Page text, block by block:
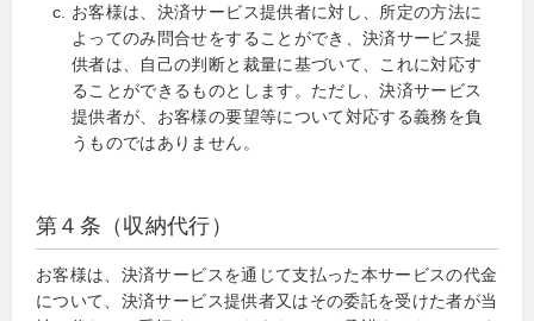
お客様は、決済サービス提供者に対し、所定の方法に
よってのみ問合せをすることができ、決済サービス提
供者は、自己の判断と裁量に基づいて、これに対応す
ることができるものとします。ただし、決済サービス
提供者が、お客様の要望等について対応する義務を負
うものではありません。
第４条（収納代行）
お客様は、決済サービスを通じて支払った本サービスの代金
について、決済サービス提供者又はその委託を受けた者が当